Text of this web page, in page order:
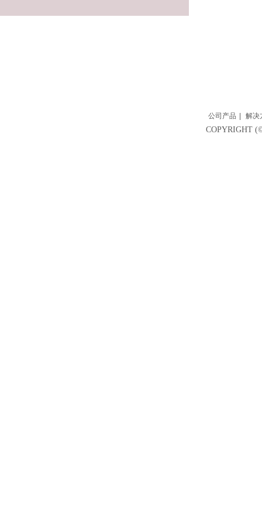
公司产品 解决
COPYRIGHT